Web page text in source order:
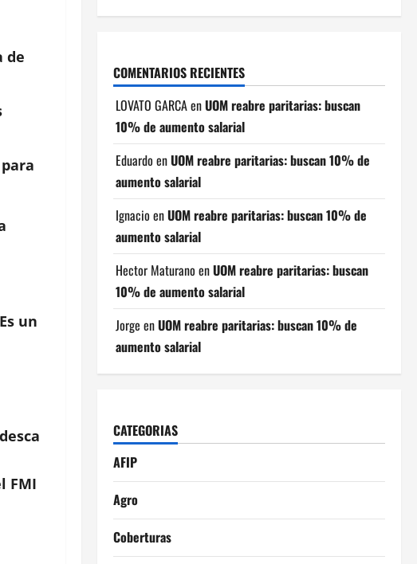
de
un
FMI
COMENTARIOS RECIENTES
LOVATO GARCAenUOM reabre paritarias: buscan
10% de aumento salarial
Eduardo enUOM reabre paritarias: buscan 10% de
aumento salarial
Ignacio enUOM reabre paritarias: buscan 10% de
aumento salarial
Hector Maturano enUOM reabre paritarias: buscan
10% de aumento salarial
Jorge enUOM reabre paritarias: buscan 10% de
aumento salarial
CATEGORIAS
AFIP
Agro
Coberturas